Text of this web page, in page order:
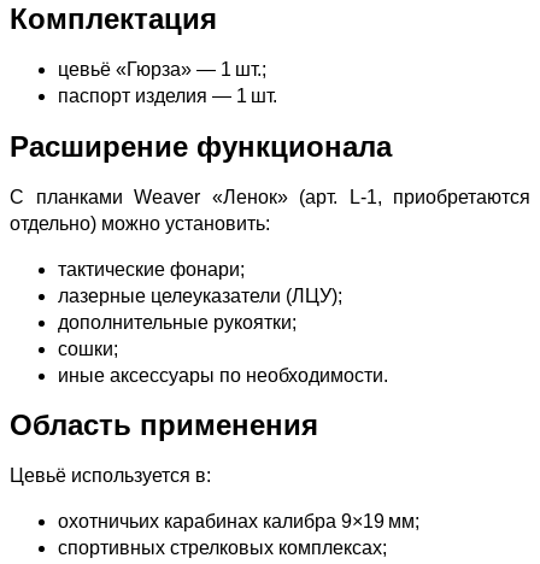
Комплектация
цевьё «Гюрза» — 1 шт.;
паспорт изделия — 1 шт.
Расширение функционала
С планками Weaver «Ленок» (арт. L‑1, приобретаются
отдельно) можно установить:
тактические фонари;
лазерные целеуказатели (ЛЦУ);
дополнительные рукоятки;
сошки;
иные аксессуары по необходимости.
Область применения
Цевьё используется в:
охотничьих карабинах калибра 9×19 мм;
спортивных стрелковых комплексах;